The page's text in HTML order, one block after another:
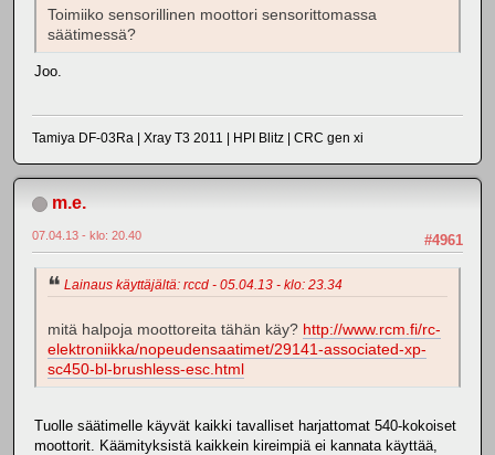
Toimiiko sensorillinen moottori sensorittomassa
säätimessä?
Joo.
Tamiya DF-03Ra | Xray T3 2011 | HPI Blitz | CRC gen xi
m.e.
#4961
07.04.13 - klo: 20.40
Lainaus käyttäjältä: rccd - 05.04.13 - klo: 23.34
mitä halpoja moottoreita tähän käy? http://www.rcm.fi/rc-
elektroniikka/nopeudensaatimet/29141-associated-xp-
sc450-bl-brushless-esc.html
Tuolle säätimelle käyvät kaikki tavalliset harjattomat 540-kokoiset
moottorit. Käämityksistä kaikkein kireimpiä ei kannata käyttää,